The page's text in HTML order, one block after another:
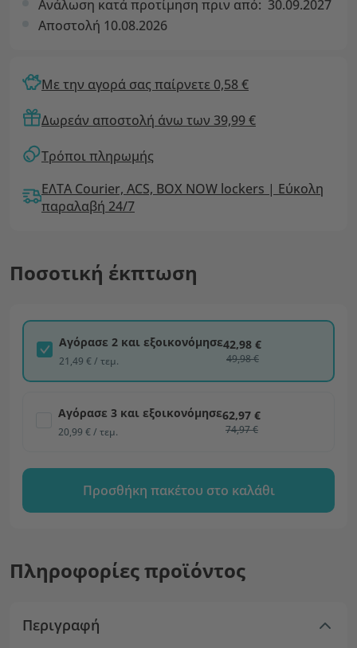
Ανάλωση κατά προτίμηση πριν από: 30.09.2027
Αποστολή 10.08.2026
Με την αγορά σας παίρνετε 0,58 €
Δωρεάν αποστολή άνω των 39,99 €
Τρόποι πληρωμής
ΕΛΤΑ Courier, ACS, BOX NOW lockers | Εύκολη
παραλαβή 24/7
Ποσοτική έκπτωση
Αγόρασε 2 και εξοικονόμησε
21,49 € / τεμ.
42,98 €
49,98 €
Αγόρασε 3 και εξοικονόμησε
20,99 € / τεμ.
62,97 €
74,97 €
Προσθήκη πακέτου στο καλάθι
Πληροφορίες προϊόντος
Περιγραφή